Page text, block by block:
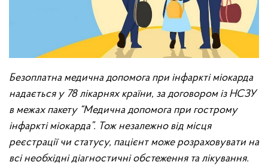
Безоплатна медична допомога при інфаркті міокарда
надається у 78 лікарнях країни, за договором із НСЗУ
в межах пакету “Медична допомога при гострому
інфаркті міокарда”. Тож незалежно від місця
реєстрації чи статусу, пацієнт може розраховувати на
всі необхідні діагностичні обстеження та лікування.